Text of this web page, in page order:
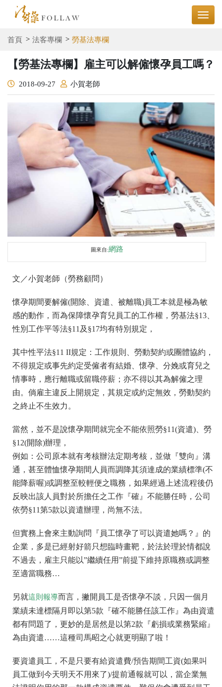
首頁 法客專欄 勞基法專欄
【勞基法專欄】雇主可以解僱懷孕員工嗎？
2018-09-27 小賀老師
圖來自:網路
文／小賀老師（勞務顧問）
懷孕期間要解僱(開除、資遣、被離職)員工本就是極為敏
感的動作，而為保障懷孕育兒員工的工作權，勞基法§13、
性別工作平等法§11及§17均有特別規定，
其中性平法§11 II規定：工作規則、勞動契約或團體協約，
不得規定或事先約定受僱者有結婚、懷孕、分娩或育兒之
情事時，應行離職或留職停薪；亦不得以其為解僱之理
由。倘雇主違反上開規定，其規定或約定無效，勞動契約
之終止不生效力。
當然，並不是說懷孕期間就完全不能依照勞§11(資遣)、勞
§12(開除)辦理，
例如：公司原本就有考核辦法定期考核，並做『雙向』溝
通，甚至體恤懷孕期間人員而調降其須達成的業績標準(不
能降薪喔)或調整至較輕便之職務，如果經過上述流程後仍
反映出該人員對於所擔任之工作『確』不能勝任時，公司
依勞§11第5款以資遣辦理，尚無不法。
但實務上會來主動詢問『員工懷孕了可以資遣她嗎？』的
企業，多是已經射好箭只想臨時畫靶，於法於理於情都說
不過去，雇主只能以”繼續任用”前提下維持原職務或調整
至適當職務…
另就這則報導而言，撇開員工是否懷孕不談，只因一個月
業績未達標隔月即以第5款『確不能勝任該工作』為由資遣
都有問題了，更妙的是居然是以第2款『虧損或業務緊縮』
為由資遣……這種司馬昭之心就更明顯了啦！
要資遣員工，不是只要有給資遣費/預告期間工資(如果叫
員工做到今天明天不用來了)/提前通報就可以，當企業無